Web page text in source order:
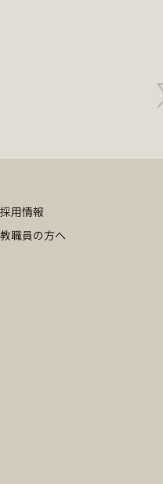
採用情報
教職員の方へ